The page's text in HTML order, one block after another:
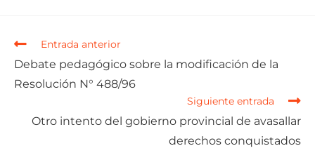
Entrada anterior
Debate pedagógico sobre la modificación de la
Resolución N° 488/96
Siguiente entrada
Otro intento del gobierno provincial de avasallar
derechos conquistados